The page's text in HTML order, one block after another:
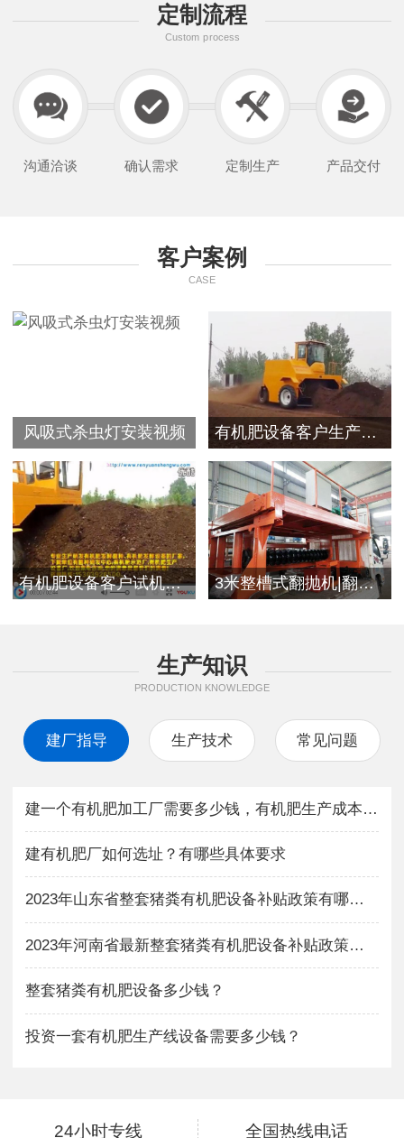
定制流程
Custom process
沟通洽谈 确认需求 定制生产 产品交付
客户案例
CASE
风吸式杀虫灯安装视频 有机肥设备客户生产视频
有机肥设备客户试机现场 3米整槽式翻抛机|翻堆机发往浙江客户
生产知识
PRODUCTION KNOWLEDGE
建厂指导 生产技术 常见问题
建一个有机肥加工厂需要多少钱，有机肥生产成本与利润如何？
建有机肥厂如何选址？有哪些具体要求
2023年山东省整套猪粪有机肥设备补贴政策有哪些？
2023年河南省最新整套猪粪有机肥设备补贴政策有哪些？
整套猪粪有机肥设备多少钱？
投资一套有机肥生产线设备需要多少钱？
24小时专线 全国热线电话